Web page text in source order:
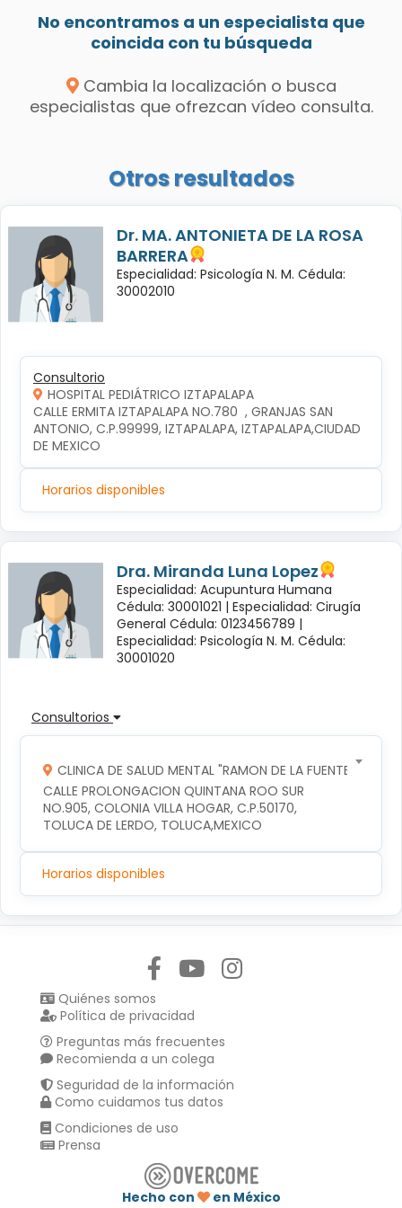
No encontramos a un especialista que
coincida con tu búsqueda
Cambia la localización o busca
especialistas que ofrezcan vídeo consulta.
Otros resultados
Dr. MA. ANTONIETA DE LA ROSA
BARRERA
Especialidad: Psicología N. M. Cédula:
30002010
Consultorio
HOSPITAL PEDIÁTRICO IZTAPALAPA
CALLE ERMITA IZTAPALAPA NO.780  , GRANJAS SAN
ANTONIO, C.P.99999, IZTAPALAPA, IZTAPALAPA,CIUDAD
DE MEXICO
Horarios disponibles
Dra. Miranda Luna Lopez
Especialidad: Acupuntura Humana
Cédula: 30001021 | Especialidad: Cirugía
General Cédula: 0123456789 |
Especialidad: Psicología N. M. Cédula:
30001020
Consultorios
CLINICA DE SALUD MENTAL "RAMON DE LA FUENTE"
CALLE PROLONGACION QUINTANA ROO SUR
NO.905, COLONIA VILLA HOGAR, C.P.50170,
TOLUCA DE LERDO, TOLUCA,MEXICO
Horarios disponibles
Quiénes somos
Política de privacidad
Preguntas más frecuentes
Recomienda a un colega
Seguridad de la información
Como cuidamos tus datos
Condiciones de uso
Prensa
Hecho con en México